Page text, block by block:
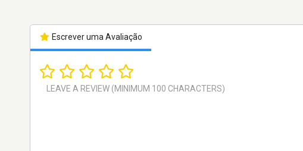
Escrever uma Avaliação